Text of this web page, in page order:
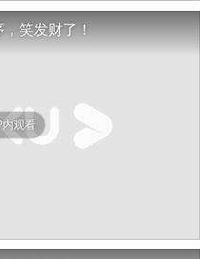
笑发财了！
内观看